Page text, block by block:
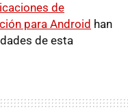
de
para Android han
de esta